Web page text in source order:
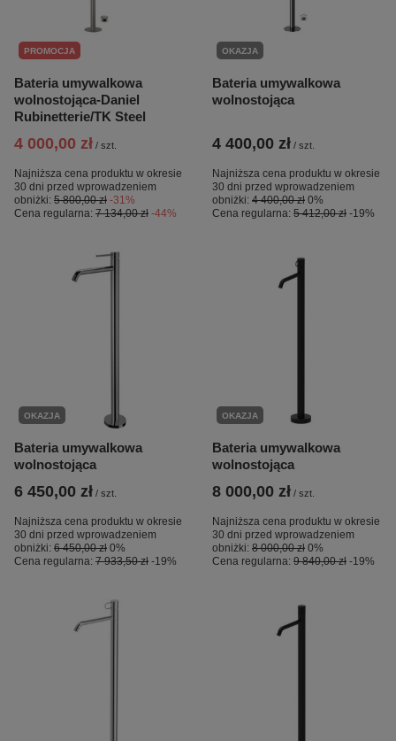
PROMOCJA
Bateria umywalkowa
wolnostojąca-Daniel
Rubinetterie/TK Steel
4 000,00 zł / szt.
Najniższa cena produktu w okresie
30 dni przed wprowadzeniem
obniżki: 5 800,00 zł -31%
Cena regularna: 7 134,00 zł -44%
OKAZJA
Bateria umywalkowa
wolnostojąca
4 400,00 zł / szt.
Najniższa cena produktu w okresie
30 dni przed wprowadzeniem
obniżki: 4 400,00 zł 0%
Cena regularna: 5 412,00 zł -19%
OKAZJA
Bateria umywalkowa
wolnostojąca
6 450,00 zł / szt.
Najniższa cena produktu w okresie
30 dni przed wprowadzeniem
obniżki: 6 450,00 zł 0%
Cena regularna: 7 933,50 zł -19%
OKAZJA
Bateria umywalkowa
wolnostojąca
8 000,00 zł / szt.
Najniższa cena produktu w okresie
30 dni przed wprowadzeniem
obniżki: 8 000,00 zł 0%
Cena regularna: 9 840,00 zł -19%